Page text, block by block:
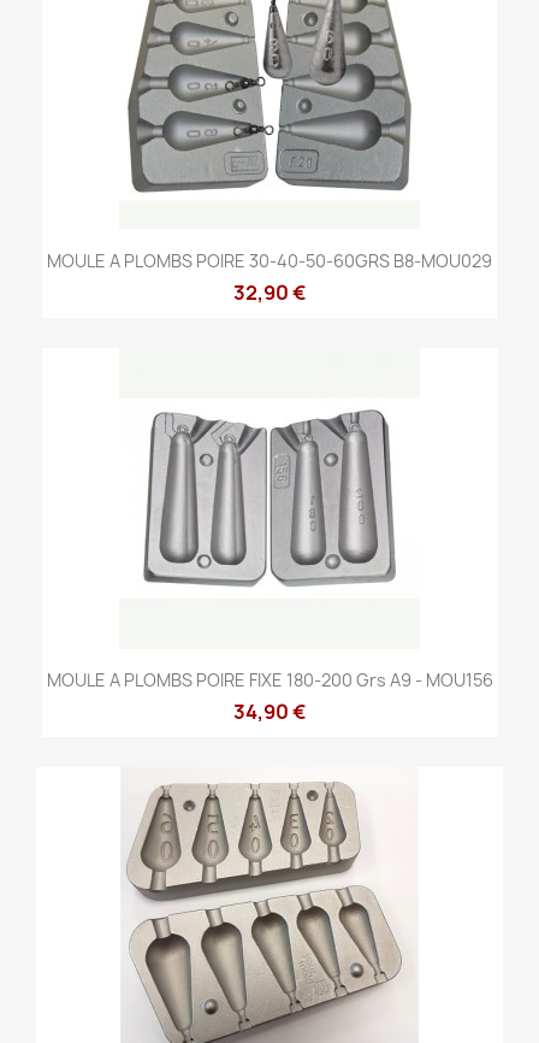
MOULE A PLOMBS POIRE 30-40-50-60GRS B8-MOU029
32,90 €
MOULE A PLOMBS POIRE FIXE 180-200 Grs A9 - MOU156
34,90 €